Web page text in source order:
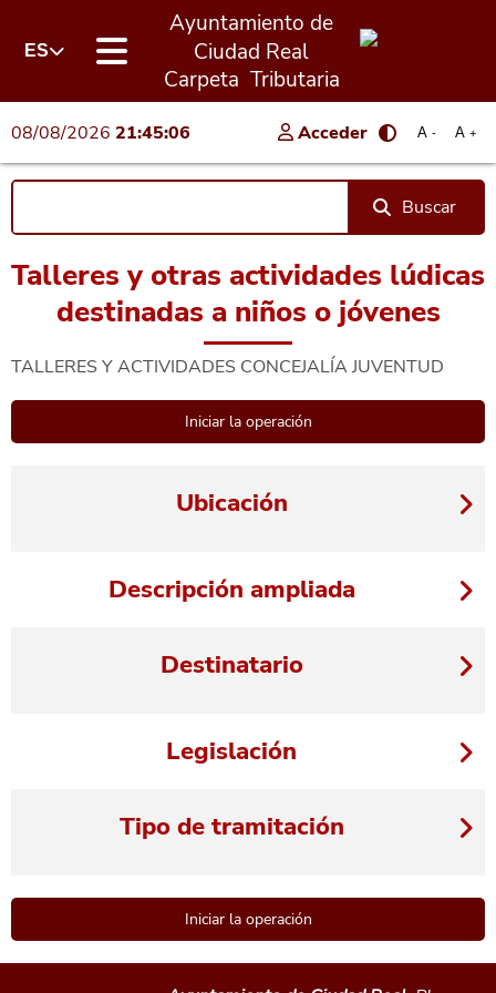
ES
Ayuntamiento de
Ciudad Real
Carpeta Tributaria
08/08/2026 21:45:06 Acceder A +
A -
Buscar
Talleres y otras actividades lúdicas
destinadas a niños o jóvenes
TALLERES Y ACTIVIDADES CONCEJALÍA JUVENTUD
Ubicación
Descripción ampliada
Destinatario
Legislación
Tipo de tramitación